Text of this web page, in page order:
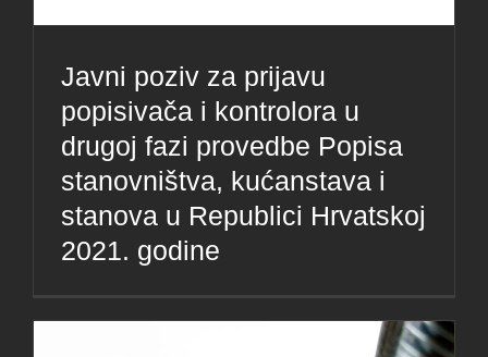
Javni poziv za prijavu
popisivača i kontrolora u
drugoj fazi provedbe Popisa
stanovništva, kućanstava i
stanova u Republici Hrvatskoj
2021. godine